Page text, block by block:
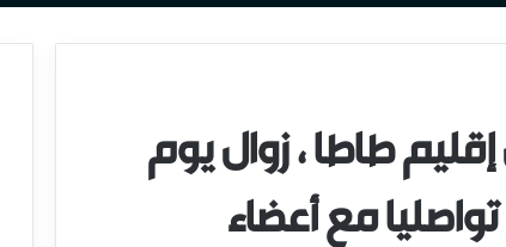
طاطا ، زوال يوم
لقاءا تواصليا مع أعضاء